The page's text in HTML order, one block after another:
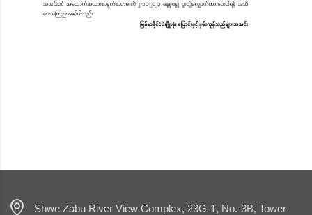
Shwe Zabu River View Complex, 23G-1, No.-3B, Tower